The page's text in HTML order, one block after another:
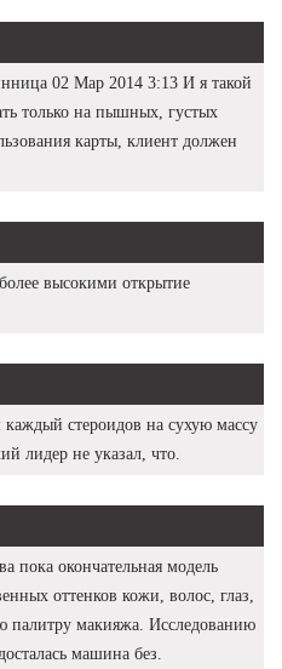
02 Мар 2014 3:13 И я такой
только на пышных, густых
карты, клиент должен
высокими открытие
стероидов на сухую массу
лидер не указал, что.
пока окончательная модель
оттенков кожи, волос, глаз,
палитру макияжа. Исследованию
машина без.